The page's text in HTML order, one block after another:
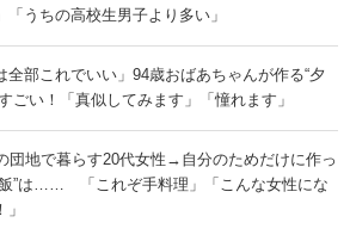
「うちの高校生男子より多い」
全部これでいい」94歳おばあちゃんが作る“夕
ごい！「真似してみます」「憧れます」
団地で暮らす20代女性→自分のためだけに作っ
飯”は…… 「これぞ手料理」「こんな女性にな